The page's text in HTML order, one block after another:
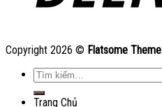
Copyright 2026 © Flatsome Theme
Tìm
kiếm:
Trang Chủ